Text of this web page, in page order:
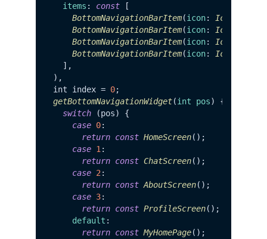
items : const [
BottomNavigationBarItem(icon: Icon
BottomNavigationBarItem(icon: Icon
BottomNavigationBarItem(icon: Icon
BottomNavigationBarItem(icon: Icon
  ],
),
int index = 0
getBottomNavigationWidget(int pos) {
switch (pos) {
case 0:
return const HomeScreen();
case 1 :
return const ChatScreen();
case 2:
return const AboutScreen();
case 3:
return const ProfileScreen();
default :
return const MyHomePage();